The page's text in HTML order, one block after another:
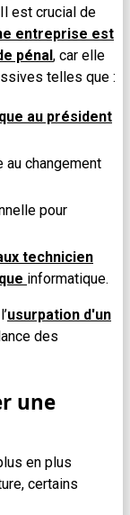
est crucial de
entreprise est
pénal, car elle
telles que :
au président
au changement
pour
technicien
informatique.
usurpation d'un
des
une
en plus
certains